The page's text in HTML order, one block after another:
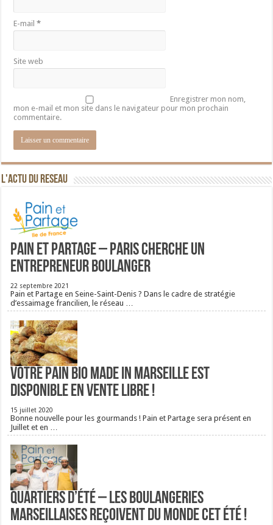
E-mail*
Site web
Enregistrer mon nom,
mon e-mail et mon site dans le navigateur pour mon prochain
commentaire.
L'ACTU DU RESEAU
Pain et Partage – Paris cherche un
entrepreneur boulanger
22 septembre 2021
Pain et Partage en Seine-Saint-Denis ? Dans le cadre de stratégie
d’essaimage francilien, le réseau …
Votre pain bio Made in Marseille est
disponible en vente libre !
15 juillet 2020
Bonne nouvelle pour les gourmands ! Pain et Partage sera présent en
Juillet et en …
Quartiers d’été – Les boulangeries
Marseillaises reçoivent du monde cet été !